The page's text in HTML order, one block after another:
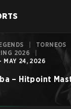
TORNEOS
2026
MAY 24, 2026
– Hitpoint